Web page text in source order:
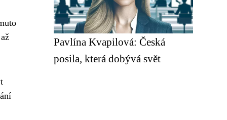
Pavlína Kvapilová: Česká
posila, která dobývá svět